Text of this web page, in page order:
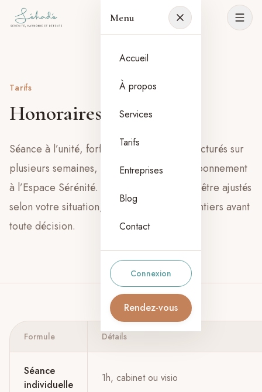
Menu
Accueil
À propos
Services
Tarifs
Entreprises
Blog
Contact
Connexion
Rendez-vous
Tarifs
Honoraires
Séance à l’unité, forfaits, programmes structurés sur
plusieurs semaines, ateliers collectifs et abonnement
à l’Espace Sérénité. Les montants peuvent être ajustés
selon votre situation, nous en parlons volontiers avant
toute décision.
Formule Détails
Séance
individuelle
1h, cabinet ou visio